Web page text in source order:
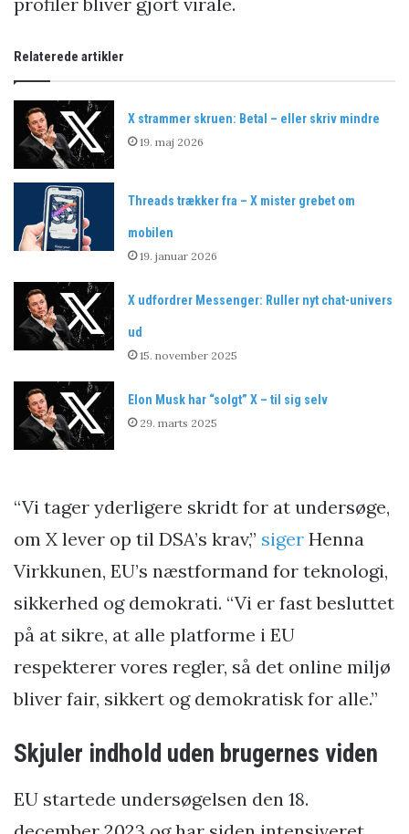
Relaterede artikler
X strammer skruen: Betal – eller skriv mindre
19. maj 2026
Threads trækker fra – X mister grebet om
mobilen
19. januar 2026
X udfordrer Messenger: Ruller nyt chat-univers
ud
15. november 2025
Elon Musk har “solgt” X – til sig selv
29. marts 2025
“Vi tager yderligere skridt for at undersøge,
om X lever op til DSA’s krav,” siger Henna
Virkkunen, EU’s næstformand for teknologi,
sikkerhed og demokrati. “Vi er fast besluttet
på at sikre, at alle platforme i EU
respekterer vores regler, så det online miljø
bliver fair, sikkert og demokratisk for alle.”
Skjuler indhold uden brugernes viden
EU startede undersøgelsen den 18.